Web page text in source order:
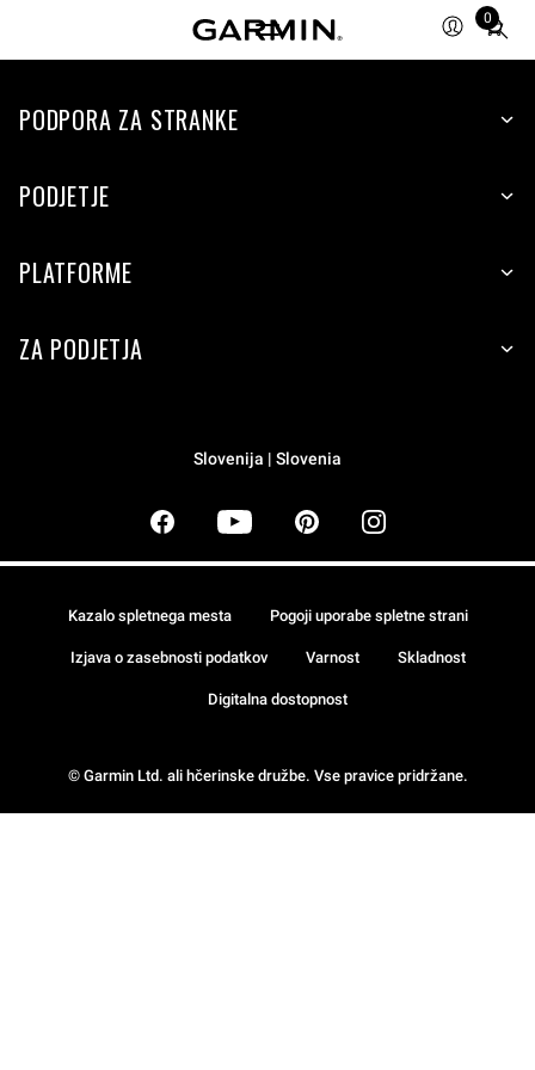
0
Total
items
cart:
PODPORA ZA STRANKE
PODJETJE
PLATFORME
ZA PODJETJA
Slovenija | Slovenia
© Garmin Ltd. ali hčerinske družbe. Vse pravice pridržane.
Kazalo spletnega mesta Pogoji uporabe spletne strani
Izjava o zasebnosti podatkov Varnost Skladnost
Digitalna dostopnost